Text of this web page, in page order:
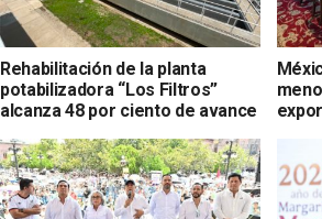
Rehabilitación de la planta
potabilizadora “Los Filtros”
alcanza 48 por ciento de avance